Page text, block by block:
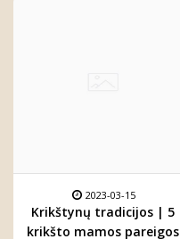
2023-03-15
Krikštynų tradicijos | 5
krikšto mamos pareigos